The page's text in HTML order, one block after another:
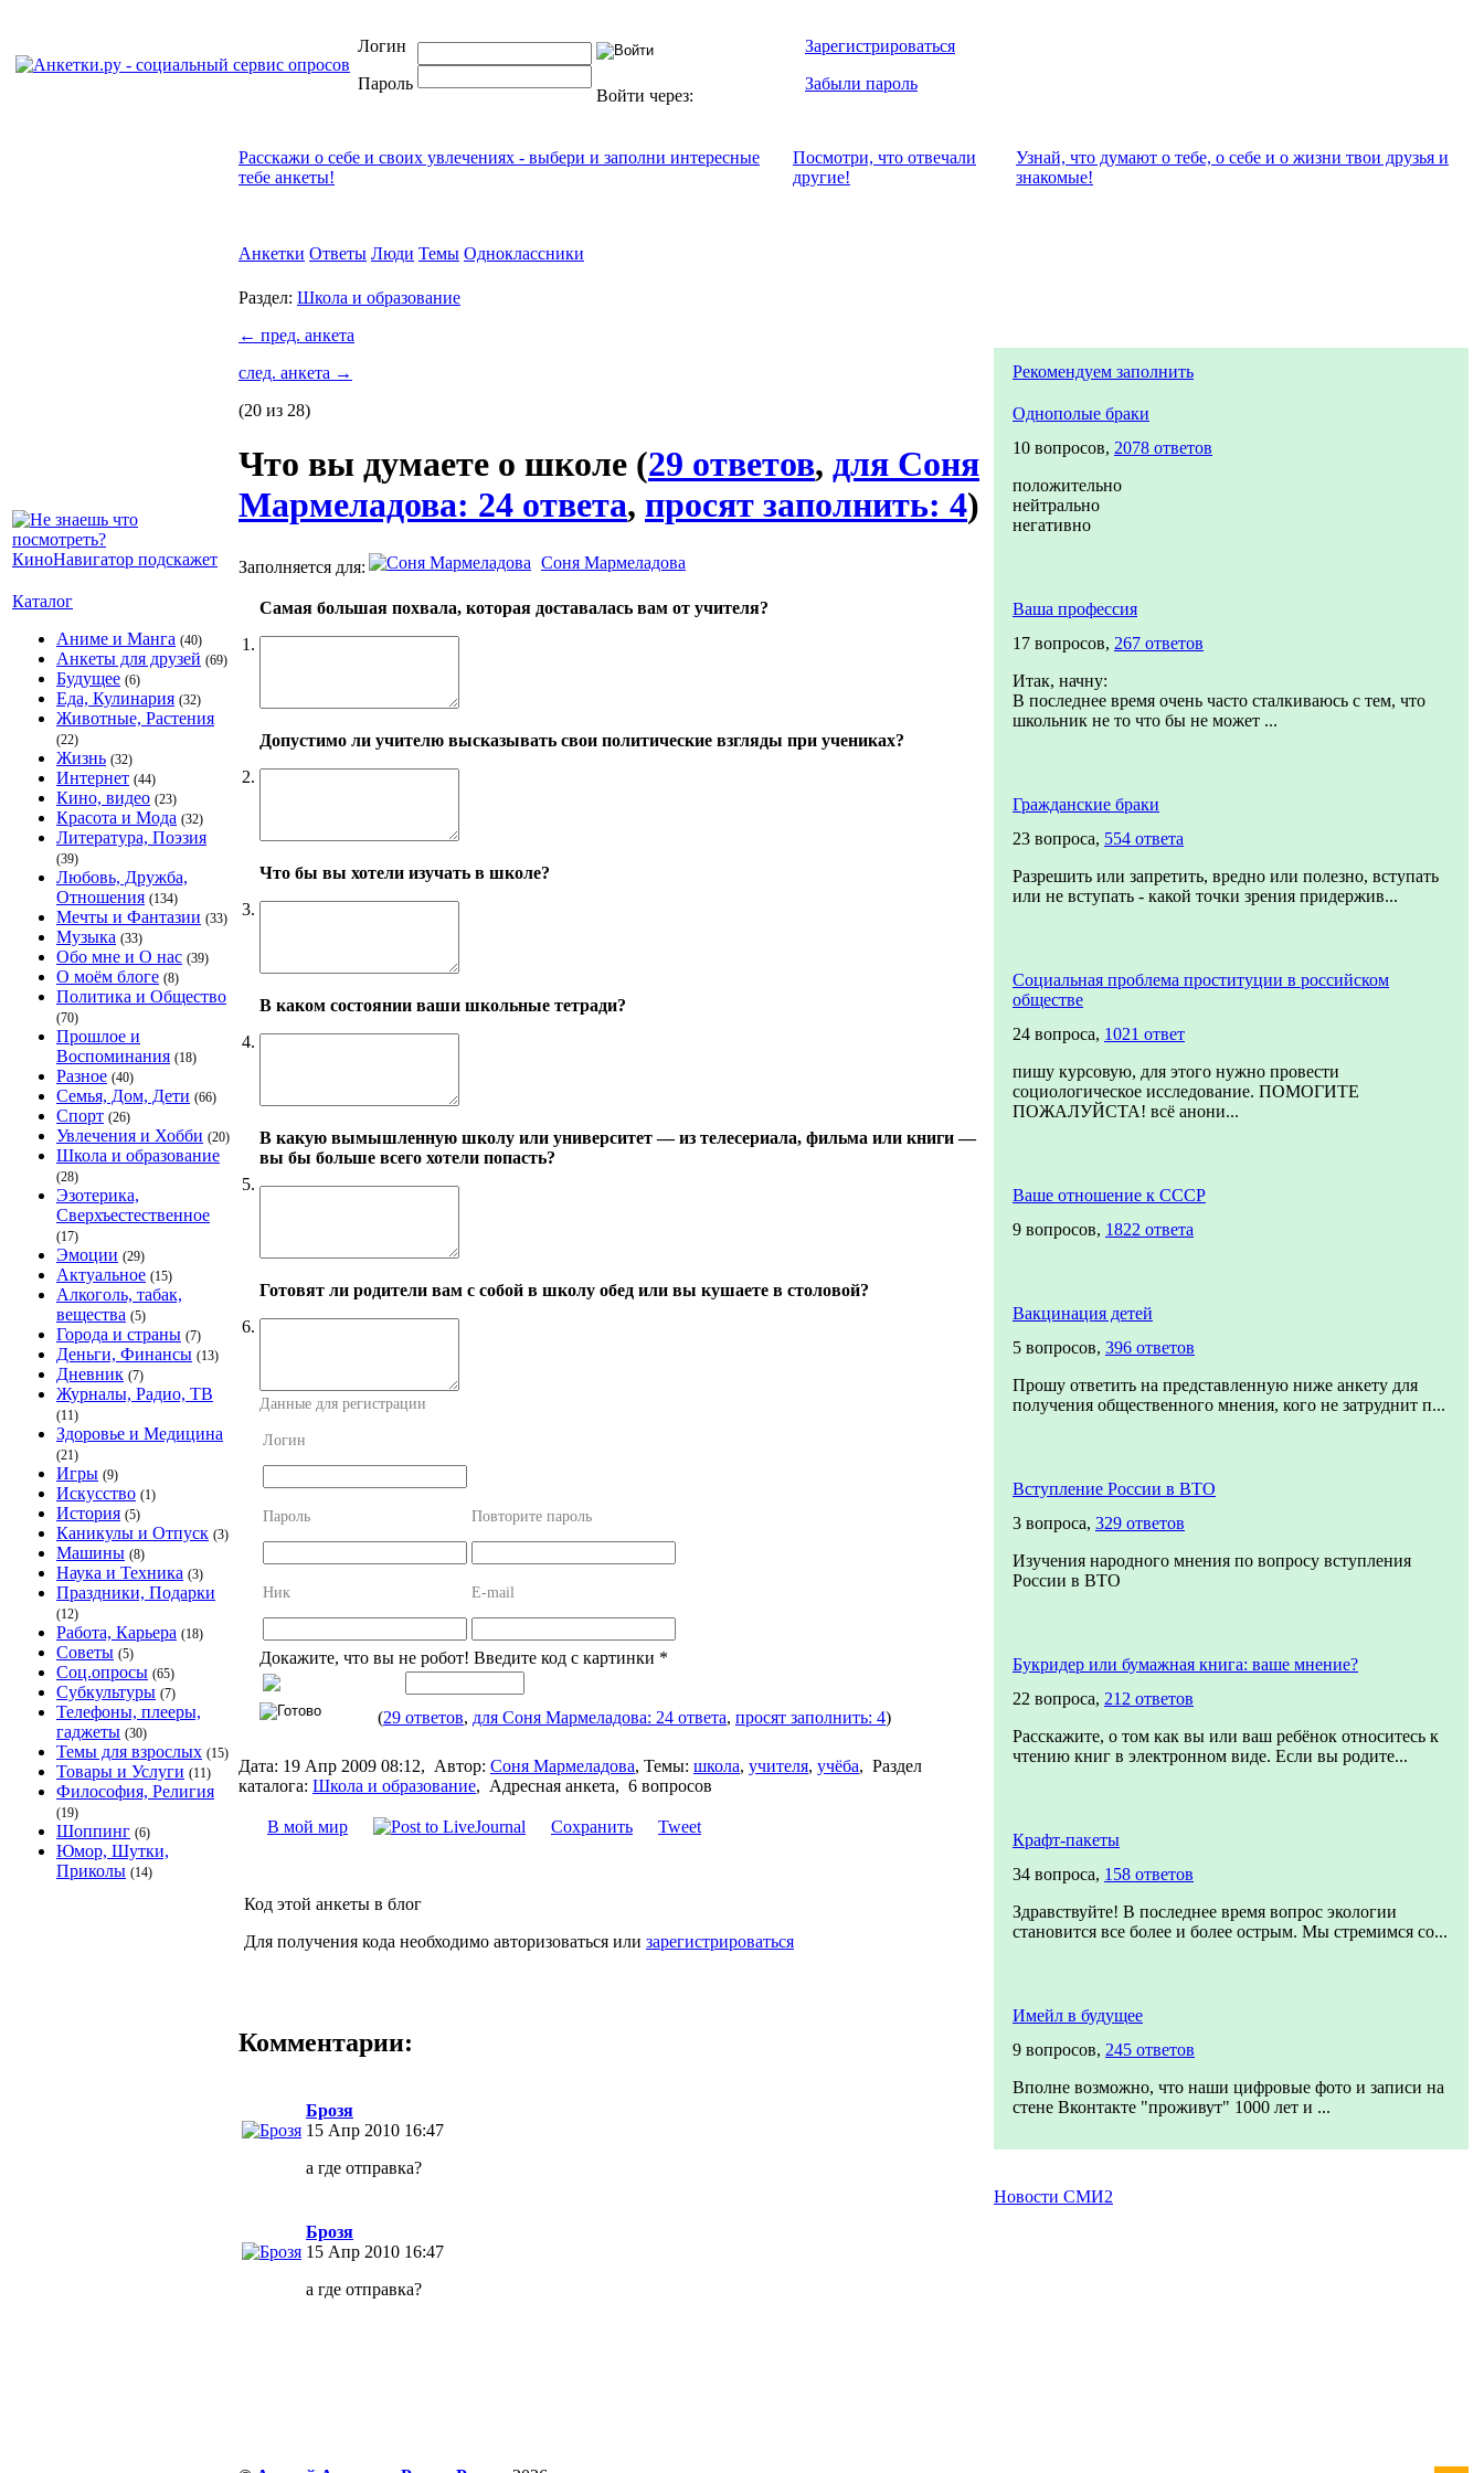
Логин
Пароль
Войти через:
Зарегистрироваться
Забыли пароль
Каталог
Аниме и Манга (40)
Анкеты для друзей (69)
Будущее (6)
Еда, Кулинария (32)
Животные, Растения
(22)
Жизнь (32)
Интернет (44)
Кино, видео (23)
Красота и Мода (32)
Литература, Поэзия
(39)
Любовь, Дружба,
Отношения (134)
Мечты и Фантазии (33)
Музыка (33)
Обо мне и О нас (39)
О моём блоге (8)
Политика и Общество
(70)
Прошлое и
Воспоминания (18)
Разное (40)
Семья, Дом, Дети (66)
Спорт (26)
Увлечения и Хобби (20)
Школа и образование
(28)
Эзотерика,
Сверхъестественное
(17)
Эмоции (29)
Актуальное (15)
Алкоголь, табак,
вещества (5)
Города и страны (7)
Деньги, Финансы (13)
Дневник (7)
Журналы, Радио, ТВ
(11)
Здоровье и Медицина
(21)
Игры (9)
Искусство (1)
История (5)
Каникулы и Отпуск (3)
Машины (8)
Наука и Техника (3)
Праздники, Подарки
(12)
Работа, Карьера (18)
Советы (5)
Соц.опросы (65)
Субкультуры (7)
Телефоны, плееры,
гаджеты (30)
Темы для взрослых (15)
Товары и Услуги (11)
Философия, Религия
(19)
Шоппинг (6)
Юмор, Шутки,
Приколы (14)
Расскажи о себе и своих увлечениях - выбери и заполни интересные
тебе анкеты!
Посмотри, что отвeчали
другие!
Узнай, что думают о тебе, о себе и о жизни твои друзья и
знакомые!
Анкетки Ответы Люди Темы Одноклассники
Раздел: Школа и образование
← пред. анкета
след. анкета →
(20 из 28)
Что вы думаете о школе (29 ответов, для Соня
Мармеладова: 24 ответа, просят заполнить: 4)
Заполняется для: Соня Мармеладова
1.
Самая большая похвала, которая доставалась вам от учителя?
2.
Допустимо ли учителю высказывать свои политические взгляды при учениках?
3.
Что бы вы хотели изучать в школе?
4.
В каком состоянии ваши школьные тетради?
5.
В какую вымышленную школу или университет — из телесериала, фильма или книги —
вы бы больше всего хотели попасть?
6.
Готовят ли родители вам с собой в школу обед или вы кушаете в столовой?
Данные для регистрации
Логин
Пароль Повторите пароль
Ник E-mail
Докажите, что вы не робот! Введите код с картинки *
(29 ответов, для Соня Мармеладова: 24 ответа, просят заполнить: 4)
Дата: 19 Апр 2009 08:12, Автор: Соня Мармеладова, Темы: школа, учителя, учёба, Раздел
каталога: Школа и образование, Адресная анкета, 6 вопросов
В мой мир Сохранить Tweet
Код этой анкеты в блог
Для получения кода необходимо авторизоваться или зарегистрироваться
Комментарии:
Брозя
15 Апр 2010 16:47
а где отправка?
Брозя
15 Апр 2010 16:47
а где отправка?
Рекомендуем заполнить
Однополые браки
10 вопросов, 2078 ответов
положительно
нейтрально
негативно
Ваша профессия
17 вопросов, 267 ответов
Итак, начну:
В последнее время очень часто сталкиваюсь с тем, что
школьник не то что бы не может ...
Гражданские браки
23 вопроса, 554 ответа
Разрешить или запретить, вредно или полезно, вступать
или не вступать - какой точки зрения придержив...
Социальная проблема проституции в российском
обществе
24 вопроса, 1021 ответ
пишу курсовую, для этого нужно провести
социологическое исследование. ПОМОГИТЕ
ПОЖАЛУЙСТА! всё анони...
Ваше отношение к СССР
9 вопросов, 1822 ответа
Вакцинация детей
5 вопросов, 396 ответов
Прошу ответить на представленную ниже анкету для
получения общественного мнения, кого не затруднит п...
Вступление России в ВТО
3 вопроса, 329 ответов
Изучения народного мнения по вопросу вступления
России в ВТО
Букридер или бумажная книга: ваше мнение?
22 вопроса, 212 ответов
Расскажите, о том как вы или ваш ребёнок относитесь к
чтению книг в электронном виде. Если вы родите...
Крафт-пакеты
34 вопроса, 158 ответов
Здравствуйте! В последнее время вопрос экологии
становится все более и более острым. Мы стремимся со...
Имейл в будущее
9 вопросов, 245 ответов
Вполне возможно, что наши цифровые фото и записи на
стене Вконтакте "проживут" 1000 лет и ...
Новости СМИ2